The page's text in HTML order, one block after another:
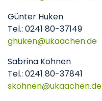
Günter Huken
Tel.: 0241 80-37149
ghuken
ukaachende
Sabrina Kohnen
Tel.: 0241 80-37841
​​​​​​​skohnen
ukaachende